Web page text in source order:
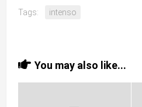
Tags: intenso
You may also like...